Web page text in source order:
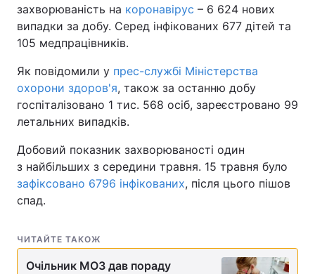
захворюваність на коронавірус – 6 624 нових
випадки за добу. Серед інфікованих 677 дітей та
105 медпрацівників.
Як повідомили у прес-службі Міністерства
охорони здоров'я, також за останню добу
госпіталізовано 1 тис. 568 осіб, зареєстровано 99
летальних випадків.
Добовий показник захворюваності один
з найбільших з середини травня. 15 травня було
зафіксовано 6796 інфікованих, після цього пішов
спад.
ЧИТАЙТЕ ТАКОЖ
Очільник МОЗ дав пораду